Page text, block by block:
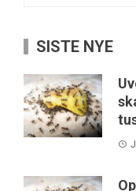
SISTE NYE